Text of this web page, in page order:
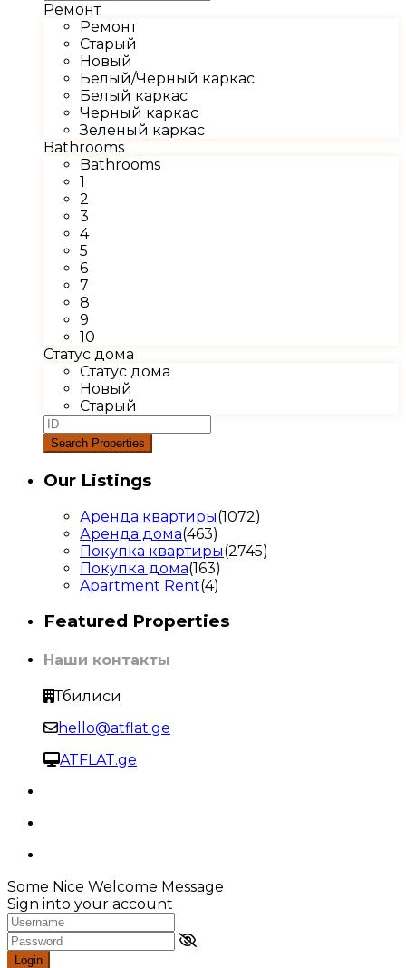
Ремонт
Ремонт
Старый
Новый
Белый/Черный каркас
Белый каркас
Черный каркас
Зеленый каркас
Bathrooms
Bathrooms
1
2
3
4
5
6
7
8
9
10
Статус дома
Статус дома
Новый
Старый
Our Listings
Аренда квартиры(1072)
Аренда дома(463)
Покупка квартиры(2745)
Покупка дома(163)
Apartment Rent(4)
Featured Properties
Наши контакты
Тбилиси
hello@atflat.ge
ATFLAT.ge
Some Nice Welcome Message
Sign into your account
Login